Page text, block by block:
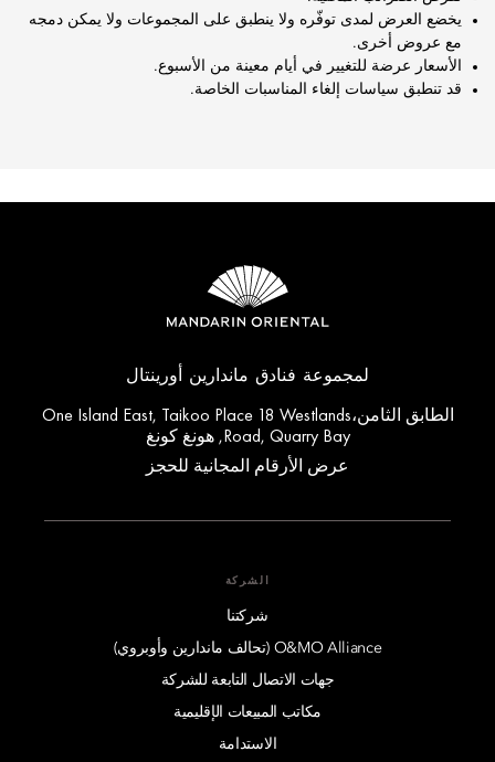
يخضع العرض لمدى توفّره ولا ينطبق على المجموعات ولا يمكن دمجه
مع عروض أخرى.
الأسعار عرضة للتغيير في أيام معينة من الأسبوع.
قد تنطبق سياسات إلغاء المناسبات الخاصة.
لمجموعة فنادق ماندارين أورينتال
الطابق الثامن،One Island East, Taikoo Place 18 Westlands
Road, Quarry Bay, هونغ كونغ
عرض الأرقام المجانية للحجز
الشركة
شركتنا
O&MO Alliance (تحالف ماندارين وأوبروي)
جهات الاتصال التابعة للشركة
مكاتب المبيعات الإقليمية
الاستدامة